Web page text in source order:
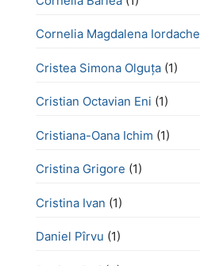
Cornelia Magdalena Iordache
Cristea Simona Olguța (1)
Cristian Octavian Eni (1)
Cristiana-Oana Ichim (1)
Cristina Grigore (1)
Cristina Ivan (1)
Daniel Pîrvu (1)